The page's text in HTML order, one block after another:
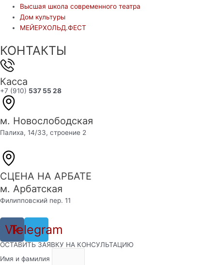
Высшая школа современного театра
Дом культуры
МЕЙЕРХОЛЬД.ФЕСТ
КОНТАКТЫ
Касса
+7 (910) 537 55 28
м. Новослободская
Палиха, 14/33, строение 2
СЦЕНА НА АРБАТЕ
м. Арбатская
Филипповский пер. 11
Vk
Telegram
ОСТАВИТЬ ЗАЯВКУ НА КОНСУЛЬТАЦИЮ
Имя и фамилия